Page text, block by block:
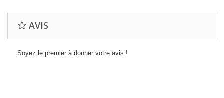
AVIS
Soyez le premier à donner votre avis !